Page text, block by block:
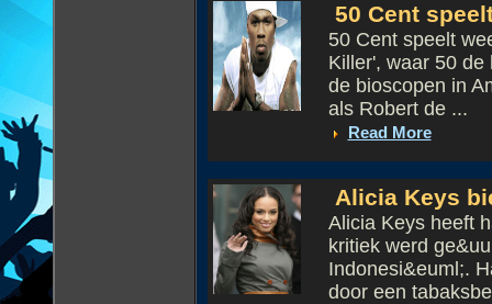
50 Cent
50 Cent speelt
Killer', waar 50
de bioscopen in
als Robert de ...
Read More
Alicia Keys
Alicia Keys heeft
kritiek werd
Indonesi&euml;.
door een